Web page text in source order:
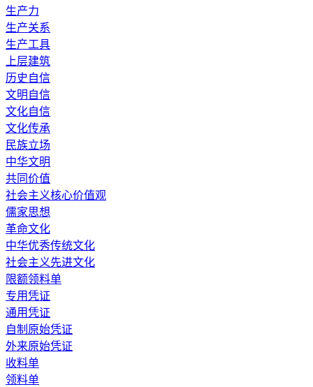
生产力
生产关系
生产工具
上层建筑
历史自信
文明自信
文化自信
文化传承
民族立场
中华文明
共同价值
社会主义核心价值观
儒家思想
革命文化
中华优秀传统文化
社会主义先进文化
限额领料单
专用凭证
通用凭证
自制原始凭证
外来原始凭证
收料单
领料单